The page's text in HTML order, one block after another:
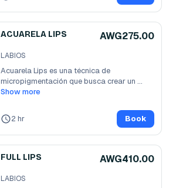
ACUARELA LIPS AWG275.00
LABIOS
Acuarela Lips es una técnica de
micropigmentación que busca crear un
efecto de...
Show more
2 hr Book
FULL LIPS AWG410.00
LABIOS